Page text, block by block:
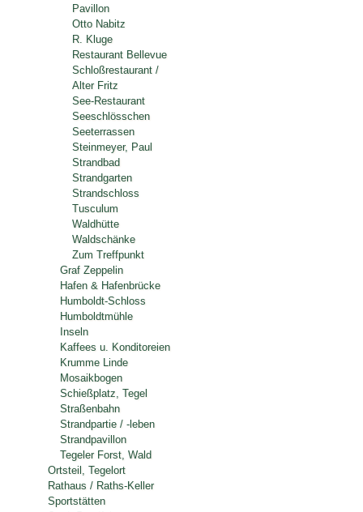
Pavillon
Otto Nabitz
R. Kluge
Restaurant Bellevue
Schloßrestaurant /
Alter Fritz
See-Restaurant
Seeschlösschen
Seeterrassen
Steinmeyer, Paul
Strandbad
Strandgarten
Strandschloss
Tusculum
Waldhütte
Waldschänke
Zum Treffpunkt
Graf Zeppelin
Hafen & Hafenbrücke
Humboldt-Schloss
Humboldtmühle
Inseln
Kaffees u. Konditoreien
Krumme Linde
Mosaikbogen
Schießplatz, Tegel
Straßenbahn
Strandpartie / -leben
Strandpavillon
Tegeler Forst, Wald
Ortsteil, Tegelort
Rathaus / Raths-Keller
Sportstätten